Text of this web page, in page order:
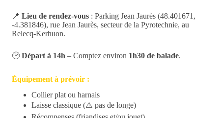
📍 Lieu de rendez-vous : Parking Jean Jaurès (48.401671,
-4.381846), rue Jean Jaurès, secteur de la Pyrotechnie, au
Relecq-Kerhuon.
🕑 Départ à 14h – Comptez environ 1h30 de balade.
Équipement à prévoir :
Collier plat ou harnais
Laisse classique (⚠️ pas de longe)